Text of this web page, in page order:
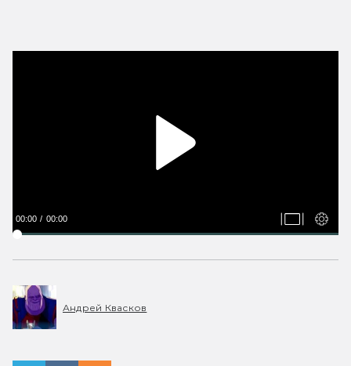
00:00 00:00
Андрей Квасков